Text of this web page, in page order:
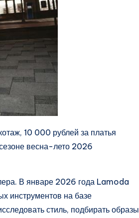
10 000 рублей за платья
весна-лето 2026
В январе 2026 года Lamoda
инструментов на базе
стиль, подбирать образы